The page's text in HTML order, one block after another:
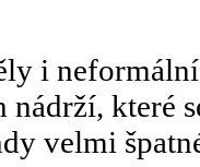
i
nádrží, které
velmi